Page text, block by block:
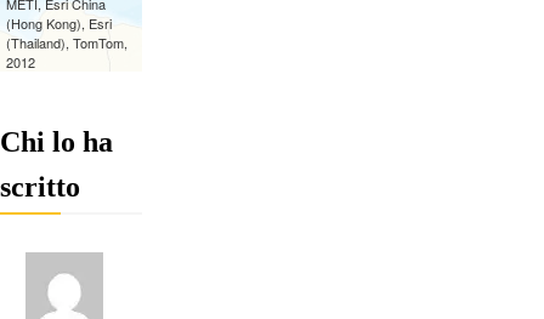
Chi lo ha
scritto